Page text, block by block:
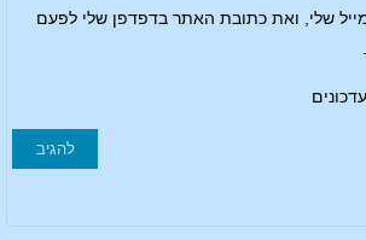
שלי, ואת כתובת האתר בדפדפן שלי לפעם